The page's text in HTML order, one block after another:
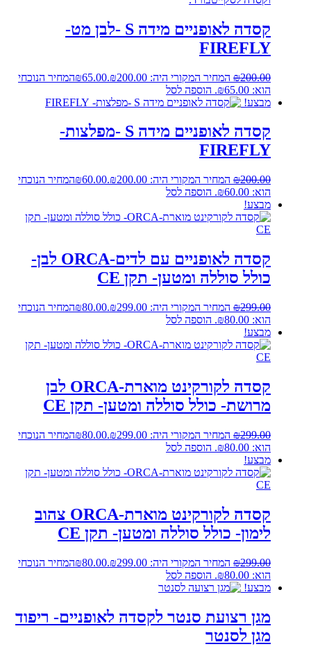
קסדה לאופניים מידה S -לבן מט-
FIREFLY
₪200.00 המחיר המקורי היה: ₪200.00. ₪65.00
המחיר הנוכחי
הוא: ₪65.00.
הוספה לסל
מבצע!
קסדה לאופניים מידה S -מפלצות-
FIREFLY
₪200.00 המחיר המקורי היה: ₪200.00. ₪60.00
המחיר הנוכחי
הוא: ₪60.00.
הוספה לסל
מבצע!
קסדה לאופניים עם לדים-ORCA לבן-
כולל סוללה ומטען- תקן CE
₪299.00 המחיר המקורי היה: ₪299.00. ₪80.00
המחיר הנוכחי
הוא: ₪80.00.
הוספה לסל
מבצע!
קסדה לקורקינט מוארת-ORCA לבן
מרושת- כולל סוללה ומטען- תקן CE
₪299.00 המחיר המקורי היה: ₪299.00. ₪80.00
המחיר הנוכחי
הוא: ₪80.00.
הוספה לסל
מבצע!
קסדה לקורקינט מוארת-ORCA צהוב
לימון- כולל סוללה ומטען- תקן CE
₪299.00 המחיר המקורי היה: ₪299.00. ₪80.00
המחיר הנוכחי
הוא: ₪80.00.
הוספה לסל
מבצע!
מגן רצועת סנטר לקסדה לאופניים- ריפוד
מגן לסנטר